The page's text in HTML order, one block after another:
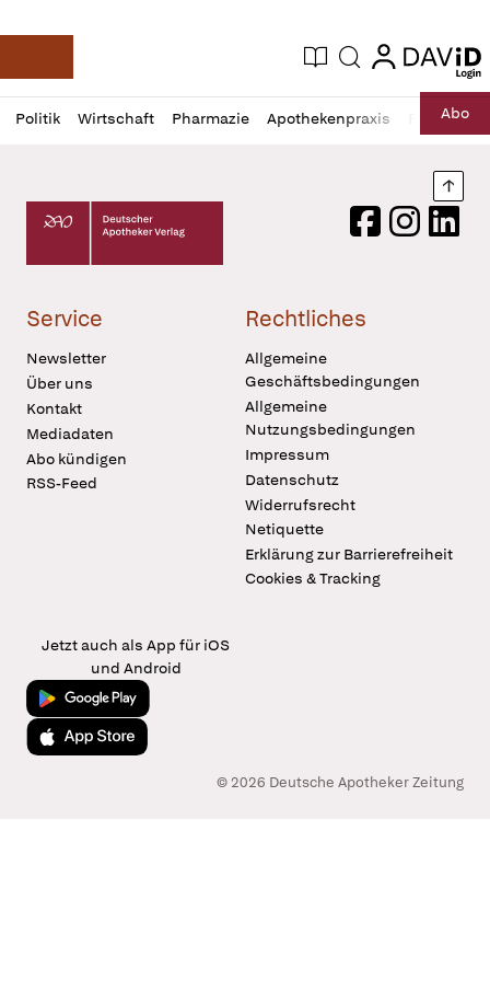
Deutsche Apotheker Zeitung
Aktuelle Ausgabe
Suche login
login
Politik Wirtschaft Pharmazie Apothekenpraxis RechtAbo
Profil
öffnen
Daz
Pur
Deutscher Apotheker Verlag Logo
FacebookInstagram
Service
Newsletter
Über uns
Kontakt
Mediadaten
Abo kündigen
RSS-Feed
Rechtliches
Allgemeine
Geschäftsbedingungen
Allgemeine
Nutzungsbedingungen
Impressum
Datenschutz
Widerrufsrecht
Netiquette
Erklärung zur Barrierefreiheit
Cookies & Tracking
Jetzt auch als App für iOS
und Android
Jetzt bei Google Play
Laden im App Store
© 2026 Deutsche Apotheker Zeitung